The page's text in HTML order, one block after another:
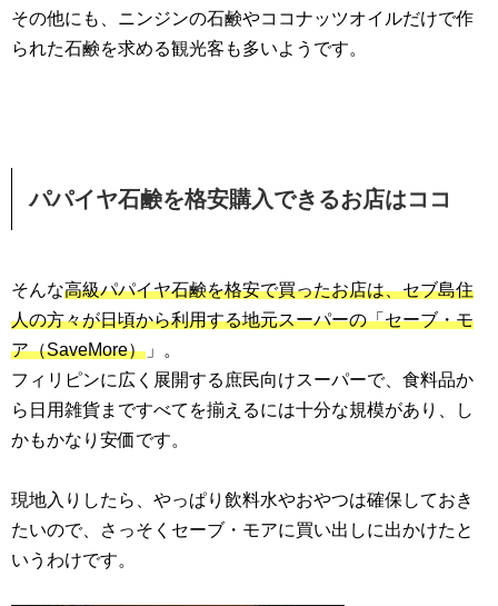
その他にも、ニンジンの石鹸やココナッツオイルだけで作
られた石鹸を求める観光客も多いようです。
パパイヤ石鹸を格安購入できるお店はココ
そんな高級パパイヤ石鹸を格安で買ったお店は、セブ島住
人の方々が日頃から利用する地元スーパーの「セーブ・モ
ア（SaveMore） 」。
フィリピンに広く展開する庶民向けスーパーで、食料品か
ら日用雑貨まですべてを揃えるには十分な規模があり、し
かもかなり安価です。
現地入りしたら、やっぱり飲料水やおやつは確保しておき
たいので、さっそくセーブ・モアに買い出しに出かけたと
いうわけです。